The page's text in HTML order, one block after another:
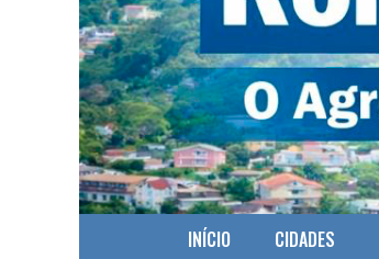
INÍCIO CIDADES